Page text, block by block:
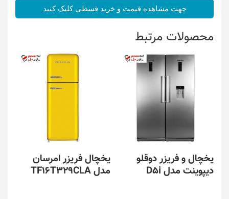
جهت مشاهده قیمت و خرید قسطی کلیک کنید
محصولات مرتبط
یخچال و فریزر دوقلو
دیپوینت مدل D5i
یخچال فریزر امرسان
مدل TF16T329CLA